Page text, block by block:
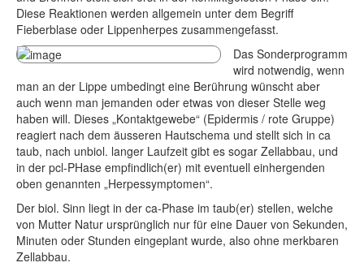
Diese Reaktionen werden allgemein unter dem Begriff
Fieberblase oder Lippenherpes zusammengefasst.
Das Sonderprogramm
wird notwendig, wenn
man an der Lippe umbedingt eine Berührung wünscht aber
auch wenn man jemanden oder etwas von dieser Stelle weg
haben will. Dieses „Kontaktgewebe“ (Epidermis / rote Gruppe)
reagiert nach dem äusseren Hautschema und stellt sich in ca
taub, nach unbiol. langer Laufzeit gibt es sogar Zellabbau, und
in der pcl-PHase empfindlich(er) mit eventuell einhergenden
oben genannten „Herpessymptomen“.
Der biol. Sinn liegt in der ca-Phase im taub(er) stellen, welche
von Mutter Natur ursprünglich nur für eine Dauer von Sekunden,
Minuten oder Stunden eingeplant wurde, also ohne merkbaren
Zellabbau.